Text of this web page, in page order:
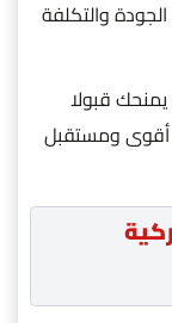
والتكلفة
قبولا
أقوى ومستقبل